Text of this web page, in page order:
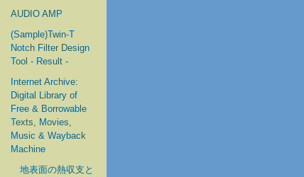
AUDIO AMP
(Sample)Twin-T
Notch Filter Design
Tool - Result -
Internet Archive:
Digital Library of
Free & Borrowable
Texts, Movies,
Music & Wayback
Machine
地表面の熱収支と